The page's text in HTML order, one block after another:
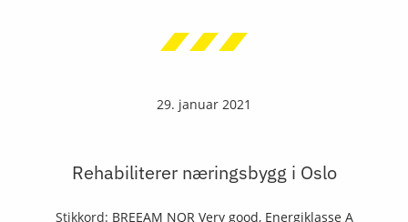
29. januar 2021
Rehabiliterer næringsbygg i Oslo
Stikkord: BREEAM NOR Very good, Energiklasse A